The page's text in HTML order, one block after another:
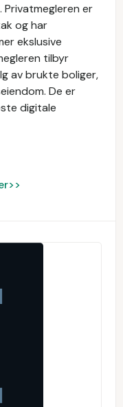
er
og har
ekslusive
tilbyr
av brukte boliger,
De er
digitale